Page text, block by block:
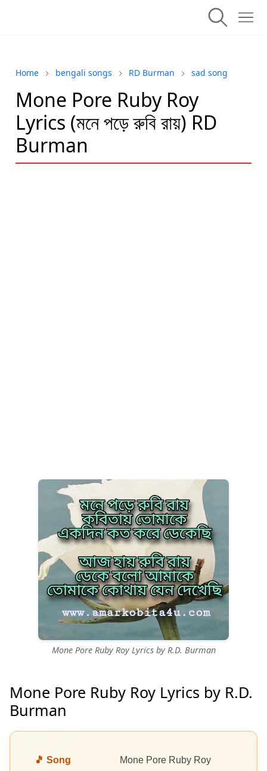
Home bengali songs RD Burman sad song
Mone Pore Ruby Roy
Lyrics (মনে পড়ে রুবি রায়) RD
Burman
Mone Pore Ruby Roy Lyrics by R.D. Burman
Mone Pore Ruby Roy Lyrics by R.D.
Burman
🎵 Song Mone Pore Ruby Roy